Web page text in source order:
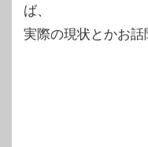
ば、
実際の現状とかお話